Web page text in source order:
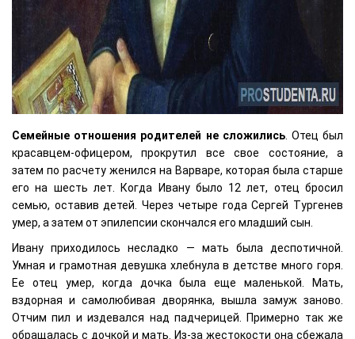
Семейные отношения родителей не сложились. Отец был
красавцем-офицером, прокрутил все свое состояние, а
затем по расчету женился на Варваре, которая была старше
его на шесть лет. Когда Ивану было 12 лет, отец бросил
семью, оставив детей. Через четыре года Сергей Тургенев
умер, а затем от эпилепсии скончался его младший сын.
Ивану приходилось несладко — мать была деспотичной.
Умная и грамотная девушка хлебнула в детстве много горя.
Ее отец умер, когда дочка была еще маленькой. Мать,
вздорная и самолюбивая дворянка, вышла замуж заново.
Отчим пил и издевался над падчерицей. Примерно так же
обращалась с дочкой и мать. Из-за жестокости она сбежала